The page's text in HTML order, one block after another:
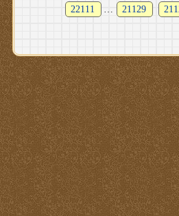
22111 … 21129